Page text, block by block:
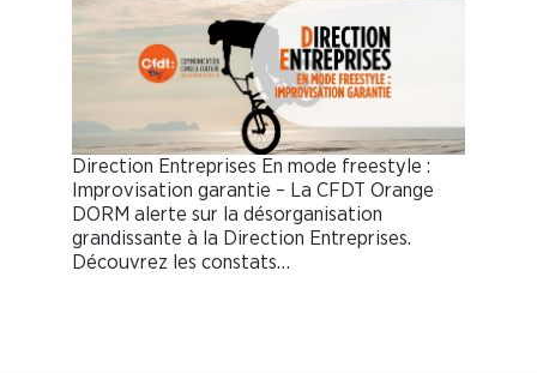
Direction Entreprises En mode freestyle :
Improvisation garantie – La CFDT Orange
DORM alerte sur la désorganisation
grandissante à la Direction Entreprises.
Découvrez les constats…